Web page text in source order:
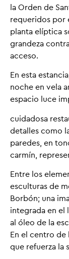
la Orden de
requeridos por
planta elíptica
grandeza
acceso.
En esta
noche en vela
espacio luce
cuidadosa
detalles como
paredes, en
carmín,
Entre los
esculturas de
Borbón; una
integrada en el
al óleo de la
En el centro de
que refuerza la